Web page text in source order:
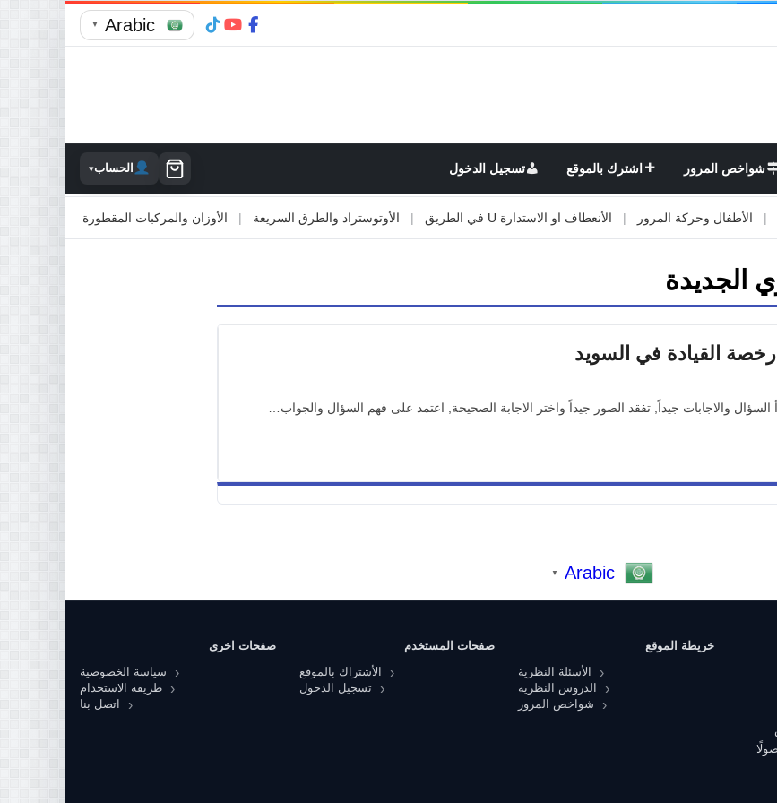
Arabic
▼
شواخص المرور اشترك بالموقع تسجيل الدخول الحساب▾
وحركة المرور الأنعطاف او الاستدارة U في الطريق | الأوتوستراد والطرق السريعة | الأوزان والمركبات المقطورة | الاصطدام
الجديدة
رخصة القيادة في السويد
والاجابات جيداً, تفقد الصور جيداً واختر الاجابة الصحيحة, اعتمد على فهم السؤال والجواب…
Arabic
▼
خريطة الموقع
الأسئلة النظرية
الدروس النظرية
شواخص المرور
صفحات المستخدم
الأشتراك بالموقع
تسجيل الدخول
صفحات اخرى
سياسة الخصوصية
طريقة الاستخدام
اتصل بنا